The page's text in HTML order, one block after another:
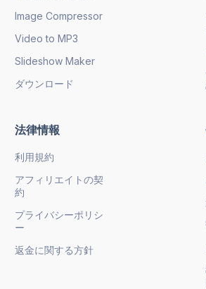
Image Compressor
Video to MP3
Slideshow Maker
ダウンロード
法律情報
利用規約
アフィリエイトの契
約
プライバシーポリシ
ー
返金に関する方針